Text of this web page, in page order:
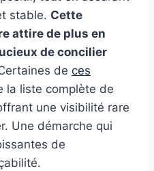
stable. Cette
attire de plus en
de concilier
de ces
la liste complète de
une visibilité rare
Une démarche qui
de